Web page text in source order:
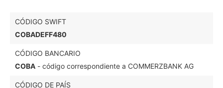
CÓDIGO SWIFT
COBADEFF480
CÓDIGO BANCARIO
COBA - código correspondiente a COMMERZBANK AG
CÓDIGO DE PAÍS